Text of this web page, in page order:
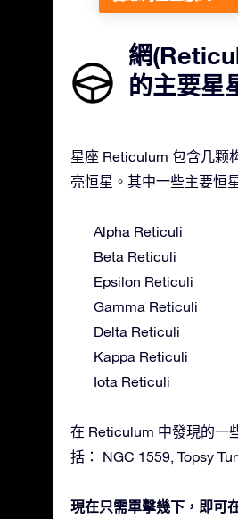
網
的主要星
星座 Reticulum 包含几颗
亮恒星。其中一些主要恒
Alpha Reticuli
Beta Reticuli
Epsilon Reticuli
Gamma Reticuli
Delta Reticuli
Kappa Reticuli
Iota Reticuli
在 Reticulum 中發現的一
括： NGC 1559, Topsy
現在只需單擊幾下，即可